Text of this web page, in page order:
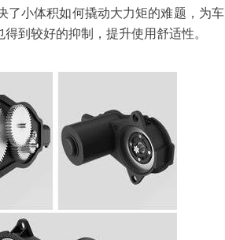
了小体积如何撬动大力矩的难题，为车
到较好的抑制，提升使用舒适性。